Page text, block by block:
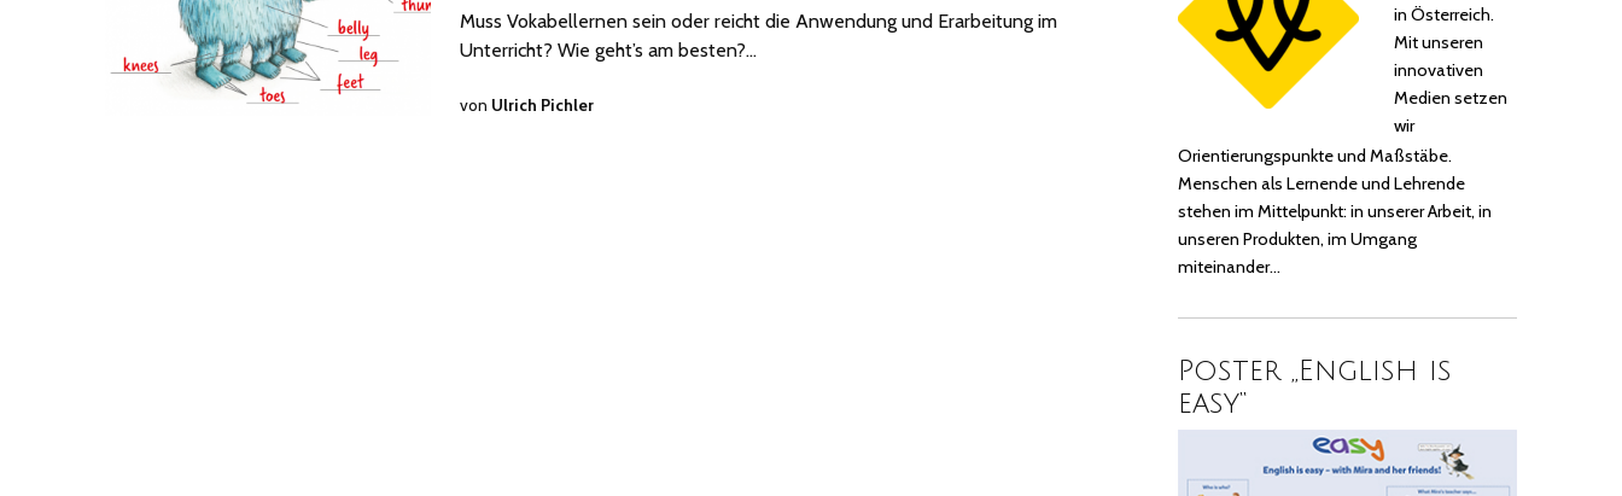
Muss Vokabellernen sein oder reicht die Anwendung und Erarbeitung im
Unterricht? Wie geht’s am besten?…
von Ulrich Pichler
in Österreich.
Mit unseren
innovativen
Medien setzen
wir
Orientierungspunkte und Maßstäbe.
Menschen als Lernende und Lehrende
stehen im Mittelpunkt: in unserer Arbeit, in
unseren Produkten, im Umgang
miteinander…
Poster „English is
easy“